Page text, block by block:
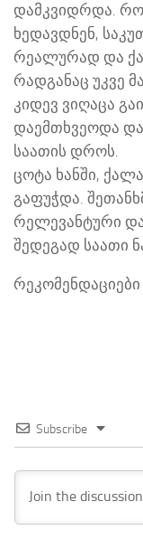
დამკვიდრდა.
ხედავდნენ,
რეალურად და
რადგანაც უკვე
კიდევ ვიღაცა
დაემთხვეოდა
საათის დროს.
ცოტა ხანში,
გაფუჭდა.
რელევანტური
შედეგად საათი
Subscribe